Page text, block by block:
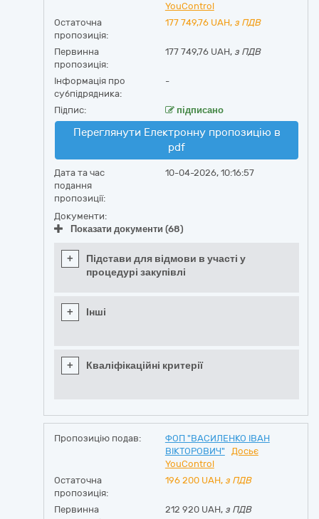
YouControl
Остаточна
пропозиція:
177 749,76 UAH, з ПДВ
Первинна
пропозиція:
177 749,76 UAH, з ПДВ
Інформація про
субпідрядника:
-
Підпис: підписано
Переглянути Електронну пропозицію в
pdf
Дата та час
подання
пропозиції:
10-04-2026, 10:16:57
Документи:
Показати документи (68)
+
Підстави для відмови в участі у
процедурі закупівлі
+ Інші
+ Кваліфікаційні критерії
Пропозицію подав:
ФОП "ВАСИЛЕНКО ІВАН
ВІКТОРОВИЧ"
Досьє
YouControl
Остаточна
пропозиція:
196 200 UAH, з ПДВ
Первинна
212 920 UAH, з ПДВ